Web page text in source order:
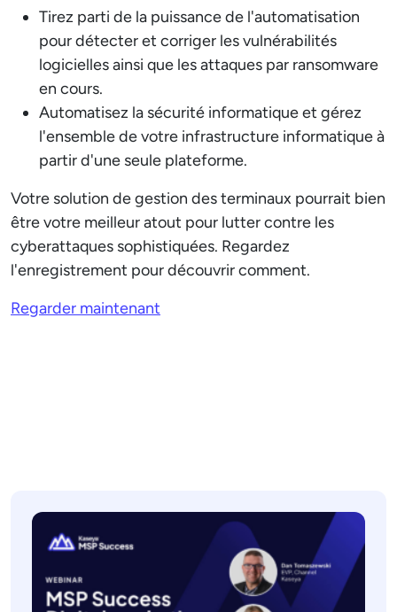
Tirez parti de la puissance de l'automatisation
pour détecter et corriger les vulnérabilités
logicielles ainsi que les attaques par ransomware
en cours.
Automatisez la sécurité informatique et gérez
l'ensemble de votre infrastructure informatique à
partir d'une seule plateforme.
Votre solution de gestion des terminaux pourrait bien
être votre meilleur atout pour lutter contre les
cyberattaques sophistiquées. Regardez
l'enregistrement pour découvrir comment.
Regarder maintenant